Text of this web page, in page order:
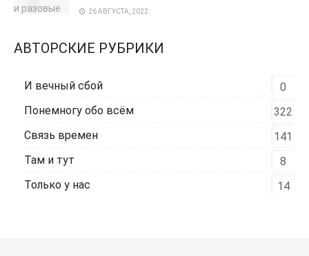
26 АВГУСТА, 2022
АВТОРСКИЕ РУБРИКИ
И вечный сбой
0
Понемногу обо всём
322
Связь времен
141
Там и тут
8
Только у нас
14